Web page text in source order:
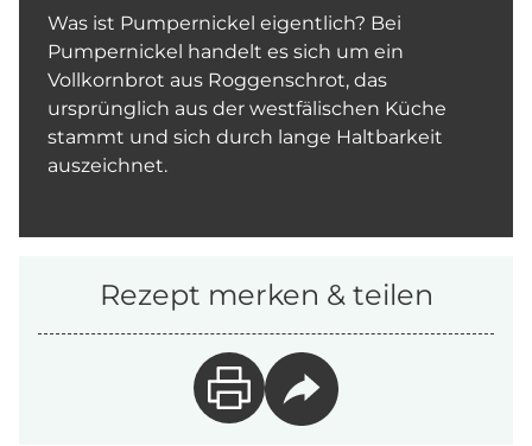
Was ist Pumpernickel eigentlich? Bei
Pumpernickel handelt es sich um ein
Vollkornbrot aus Roggenschrot, das
ursprünglich aus der westfälischen Küche
stammt und sich durch lange Haltbarkeit
auszeichnet.
Rezept merken & teilen